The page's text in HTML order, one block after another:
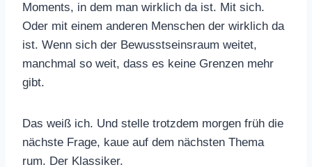
Moments, in dem man wirklich da ist. Mit sich.
Oder mit einem anderen Menschen der wirklich da
ist. Wenn sich der Bewusstseinsraum weitet,
manchmal so weit, dass es keine Grenzen mehr
gibt.
Das weiß ich. Und stelle trotzdem morgen früh die
nächste Frage, kaue auf dem nächsten Thema
rum. Der Klassiker.